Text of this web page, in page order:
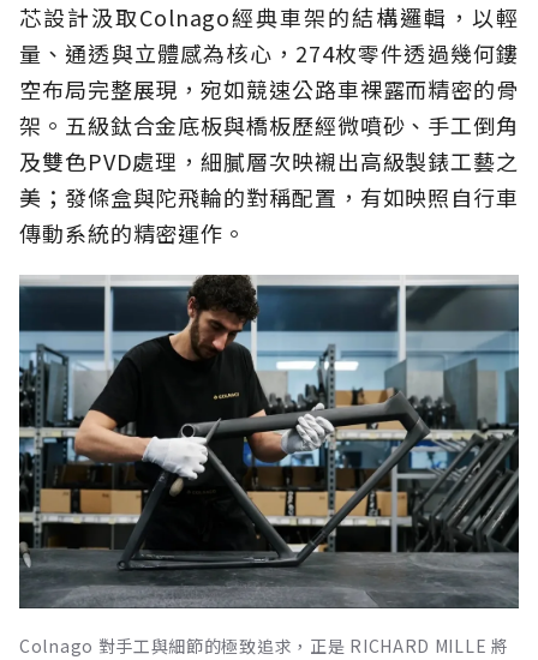
芯設計汲取Colnago經典車架的結構邏輯，以輕
量、通透與立體感為核心，274枚零件透過幾何鏤
空布局完整展現，宛如競速公路車裸露而精密的骨
架。五級鈦合金底板與橋板歷經微噴砂、手工倒角
及雙色PVD處理，細膩層次映襯出高級製錶工藝之
美；發條盒與陀飛輪的對稱配置，有如映照自行車
傳動系統的精密運作。
Colnago 對手工與細節的極致追求，正是 RICHARD MILLE 將